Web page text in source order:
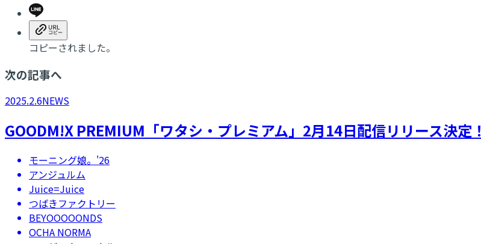
コピーされました。
次の記事へ
2025.2.6NEWS
GOODM!X PREMIUM「ワタシ・プレミアム」2月14日配信リリース決定！
モーニング娘。'26
アンジュルム
Juice=Juice
つばきファクトリー
BEYOOOOONDS
OCHA NORMA